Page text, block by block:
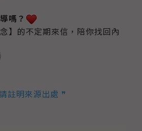
嗎？
】的不定期來信，陪你找回內
註明來源出處 ❞